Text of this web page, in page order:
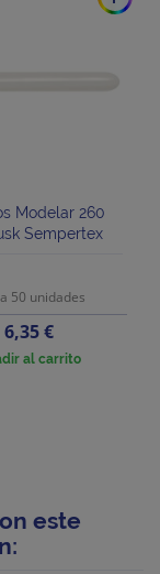
Modelar 260
Sempertex
50 unidades
Precio
6,35 €
al carrito
este